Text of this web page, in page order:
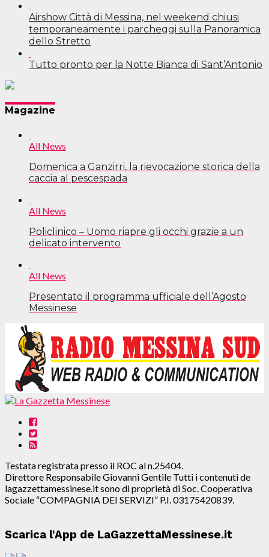
Airshow Città di Messina, nel weekend chiusi
temporaneamente i parcheggi sulla Panoramica
dello Stretto
Tutto pronto per la Notte Bianca di Sant’Antonio
Navigazione
articoli
Magazine
All News
Domenica a Ganzirri, la rievocazione storica della
caccia al pescespada
All News
Policlinico – Uomo riapre gli occhi grazie a un
delicato intervento
All News
Presentato il programma ufficiale dell’Agosto
Messinese
Testata registrata presso il ROC al n.25404.
Direttore Responsabile Giovanni Gentile Tutti i contenuti de
lagazzettamessinese.it sono di proprietà di Soc. Cooperativa
Sociale “COMPAGNIA DEI SERVIZI” P.I. 03175420839.
Scarica l'App de LaGazzettaMessinese.it